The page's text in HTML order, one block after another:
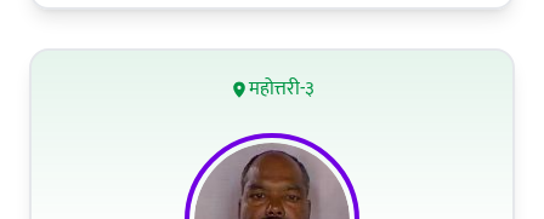
महोत्तरी-३